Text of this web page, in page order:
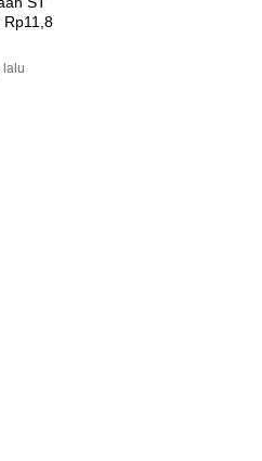
Rp11,8
lalu